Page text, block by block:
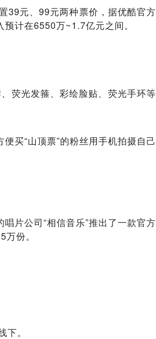
39元、99元两种票价，据优酷官方
计在6550万~1.7亿元之间。
荧光发箍、彩绘脸贴、荧光手环等
买“山顶票”的粉丝用手机拍摄自己
片公司“相信音乐”推出了一款官方
份。
。